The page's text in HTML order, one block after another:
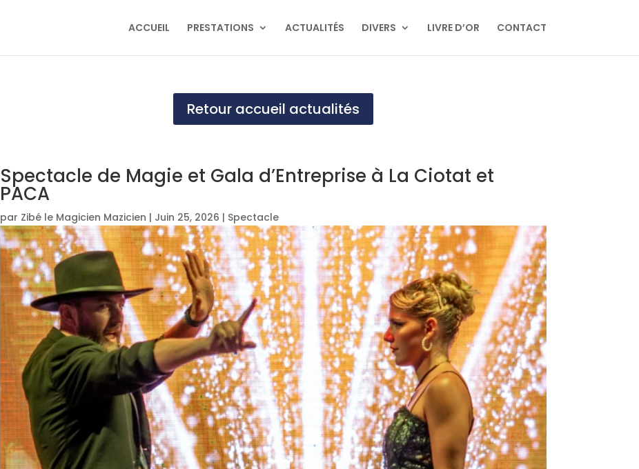
ACCUEIL PRESTATIONS ACTUALITÉS DIVERS LIVRE D’OR CONTACT
Retour accueil actualités
Spectacle de Magie et Gala d’Entreprise à La Ciotat et
PACA
par Zibé le Magicien Mazicien | Juin 25, 2026 | Spectacle